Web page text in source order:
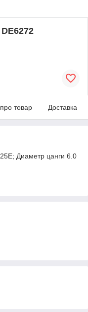
про товар Доставка
Диаметр цанги 6.0